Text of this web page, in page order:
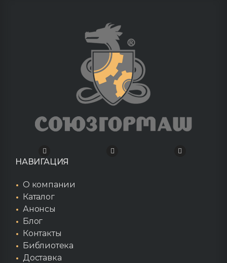
НАВИГАЦИЯ
О компании
Каталог
Анонсы
Блог
Контакты
Библиотека
Доставка